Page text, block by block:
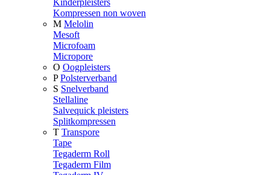
Kinderpleisters
Kompressen non woven
M Melolin
Mesoft
Microfoam
Micropore
O Oogpleisters
P Polsterverband
S Snelverband
Stellaline
Salvequick pleisters
Splitkompressen
T Transpore
Tape
Tegaderm Roll
Tegaderm Film